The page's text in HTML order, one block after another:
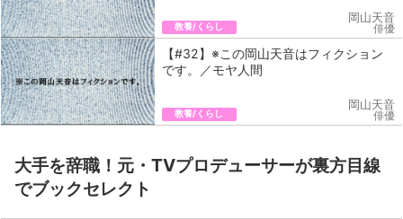
教養/くらし
岡山天音
俳優
【#32】※この岡山天音はフィクション
です。／モヤ人間
教養/くらし
岡山天音
俳優
大手を辞職！元・TVプロデューサーが裏方目線
でブックセレクト